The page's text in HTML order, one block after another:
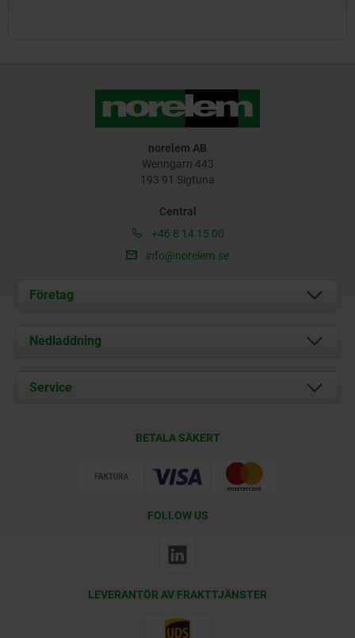
norelem AB
Wenngarn 443
193 91 Sigtuna
Central
+46 8 14 15 00
info@norelem.se
Företag
Om oss
Kontakt
Nedladdning
Service
BETALA SÄKERT
FOLLOW US
LEVERANTÖR AV FRAKTTJÄNSTER